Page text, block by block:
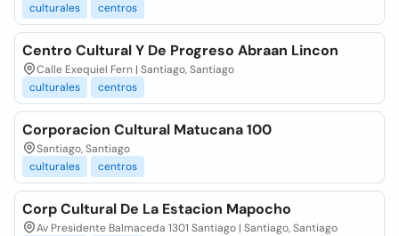
culturales
centros
Centro Cultural Y De Progreso Abraan Lincon
Calle Exequiel Fern | Santiago, Santiago
culturales
centros
Corporacion Cultural Matucana 100
Santiago, Santiago
culturales
centros
Corp Cultural De La Estacion Mapocho
Av Presidente Balmaceda 1301 Santiago | Santiago, Santiago